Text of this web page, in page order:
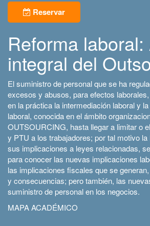
Reservar
Reforma
integral del
El suministro de personal que se ha
excesos y abusos, para efectos
en la práctica la intermediación laboral y
laboral, conocida en el ámbito
OUTSOURCING, hasta llegar a limitar o
y PTU a los trabajadores; por tal motivo
sus implicaciones a leyes relacionadas,
para conocer las nuevas implicaciones
las implicaciones fiscales que se
y consecuencias; pero también, las
suministro de personal en los negocios.
MAPA ACADÉMICO